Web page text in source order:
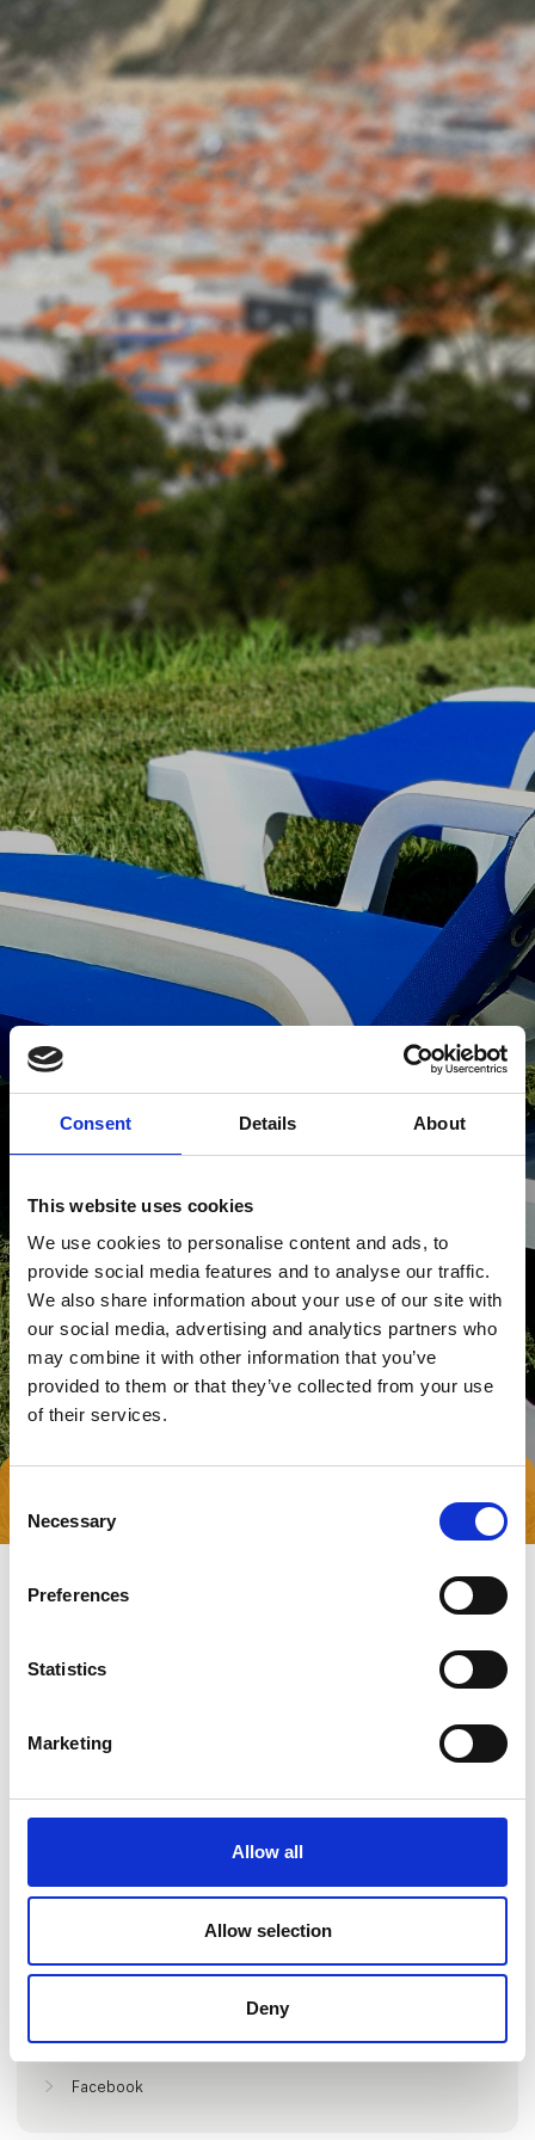
Consent Details About
This website uses cookies
We use cookies to personalise content and ads, to
provide social media features and to analyse our traffic.
We also share information about your use of our site with
our social media, advertising and analytics partners who
may combine it with other information that you’ve
provided to them or that they’ve collected from your use
of their services.
Selection
Necessary
Preferences
Statistics
Marketing
Allow all
Allow selection
Deny
Gå til hjemmeside
Evora, Portugal
Find os på
Facebook